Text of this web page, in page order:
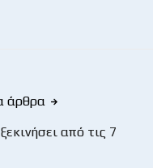
άρθρα
από τις 7